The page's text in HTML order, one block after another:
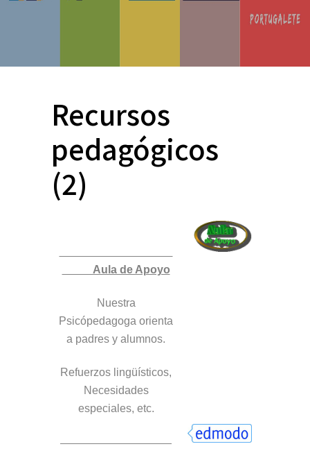
Recursos
pedagógicos
(2)
Aula de Apoyo
Nuestra
Psicópedagoga orienta
a padres y alumnos.
Refuerzos lingüísticos,
Necesidades
especiales, etc.